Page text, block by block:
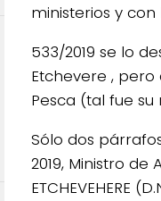
ministerios y
533/2019 se lo
Etchevere ,
Pesca (tal fue su
Sólo dos
2019, Ministro de
ETCHEVEHERE